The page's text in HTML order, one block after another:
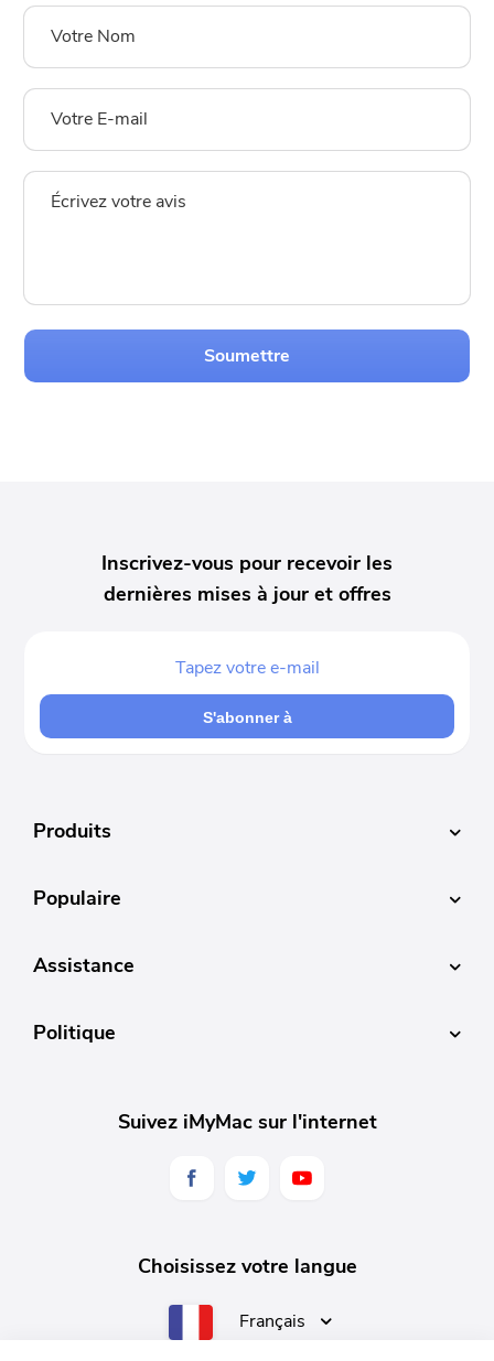
Soumettre
Inscrivez-vous pour recevoir les
dernières mises à jour et offres
S'abonner à
Produits
Populaire
Assistance
Politique
Suivez iMyMac sur l'internet
Choisissez votre langue
Français